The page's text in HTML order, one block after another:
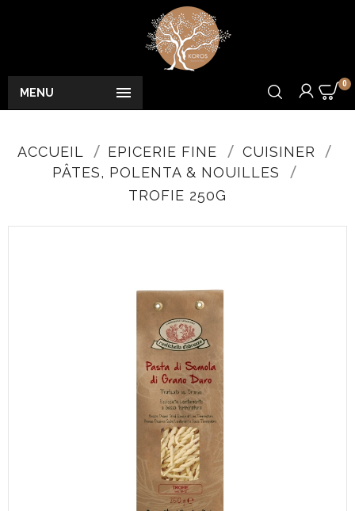

MENU
0
ACCUEIL EPICERIE FINE
CUISINER
PÂTES, POLENTA & NOUILLES
TROFIE 250G